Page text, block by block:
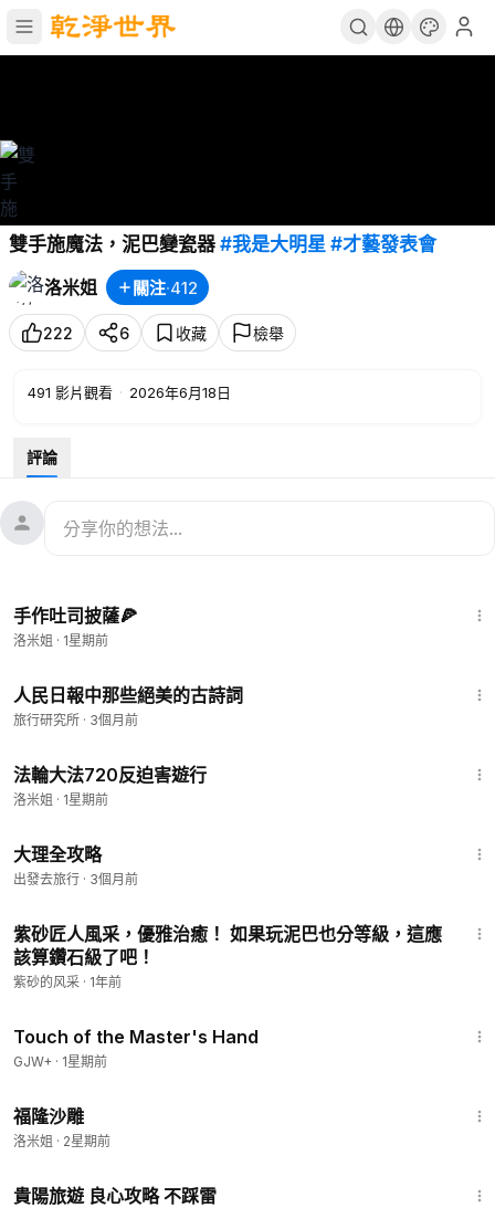
雙手施魔法，泥巴變瓷器 #我是大明星 #才藝發表會
洛米姐
關注·412
222 6 收藏 檢舉
491 影片觀看 · 2026年6月18日
評論
手作吐司披薩🍕
洛米姐 · 1星期前
人民日報中那些絕美的古詩詞
旅行研究所 · 3個月前
法輪大法720反迫害遊行
洛米姐 · 1星期前
大理全攻略
出發去旅行 · 3個月前
紫砂匠人風采，優雅治癒！ 如果玩泥巴也分等級，這應
該算鑽石級了吧！
紫砂的风采 · 1年前
Touch of the Master's Hand
GJW+ · 1星期前
福隆沙雕
洛米姐 · 2星期前
貴陽旅遊 良心攻略 不踩雷